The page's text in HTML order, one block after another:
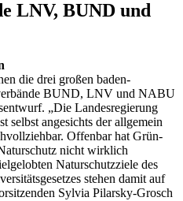
LNV, BUND und
die drei großen baden-
BUND, LNV und NABU
„Die Landesregierung
selbst angesichts der allgemein
Offenbar hat Grün-
nicht wirklich
Naturschutzziele des
stehen damit auf
Sylvia Pilarsky-Grosch